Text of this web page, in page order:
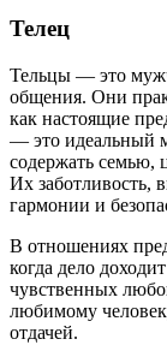
Телец
Тельцы — это
общения. Они
как настоящие
— это идеальный
содержать семью,
Их заботливость,
гармонии и
В отношениях
когда дело
чувственных
любимому
отдачей.